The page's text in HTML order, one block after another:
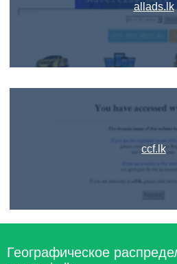
allads.lk
ccf.lk
Географическое